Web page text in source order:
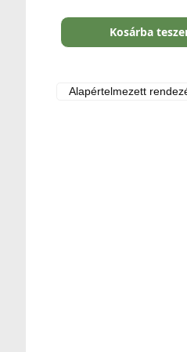
Kosárba